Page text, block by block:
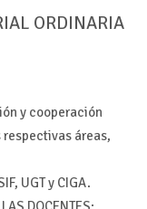
ORDINARIA
y cooperación
áreas,
UGT y CIGA.